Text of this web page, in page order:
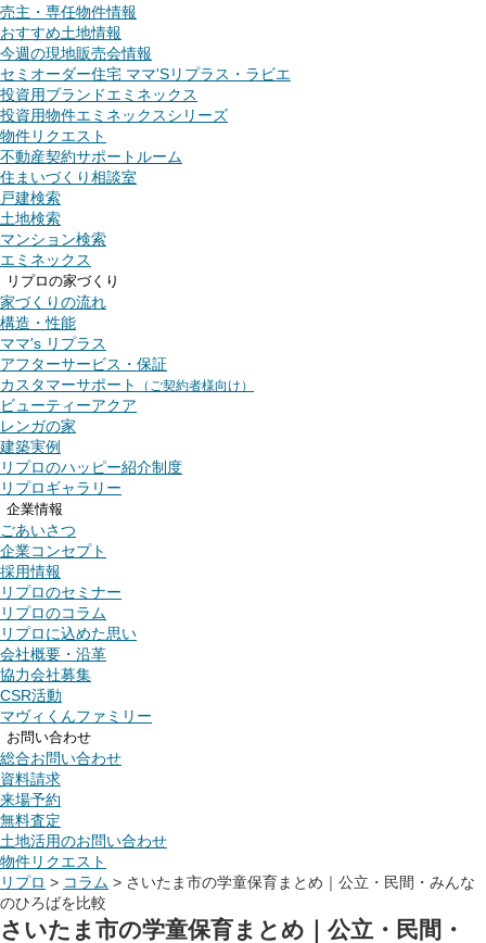
売主・専任物件情報
おすすめ土地情報
今週の現地販売会情報
セミオーダー住宅 ママ'Sリプラス・ラビエ
投資用ブランドエミネックス
投資用物件エミネックスシリーズ
物件リクエスト
不動産契約サポートルーム
住まいづくり相談室
戸建検索
土地検索
マンション検索
エミネックス
リプロの家づくり
家づくりの流れ
構造・性能
ママ's リプラス
アフターサービス・保証
カスタマーサポート
（ご契約者様向け）
ビューティーアクア
レンガの家
建築実例
リプロのハッピー紹介制度
リプロギャラリー
企業情報
ごあいさつ
企業コンセプト
採用情報
リプロのセミナー
リプロのコラム
リプロに込めた思い
会社概要・沿革
協力会社募集
CSR活動
マヴィくんファミリー
お問い合わせ
総合お問い合わせ
資料請求
来場予約
無料査定
土地活用のお問い合わせ
物件リクエスト
リプロ > コラム > さいたま市の学童保育まとめ｜公立・民間・みんな
のひろばを比較
さいたま市の学童保育まとめ｜公立・民間・